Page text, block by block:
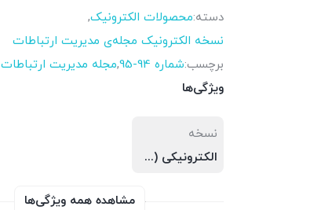
دسته:محصولات الکترونیک,
نسخه الکترونیک مجله‌ی مدیریت ارتباطات
برچسب:شماره 94-95 ,مجله مدیریت ارتباطات
ویژگی‌ها
نسخه
الکترونیکی (PDF)
مشاهده همه ویژگی‌ها